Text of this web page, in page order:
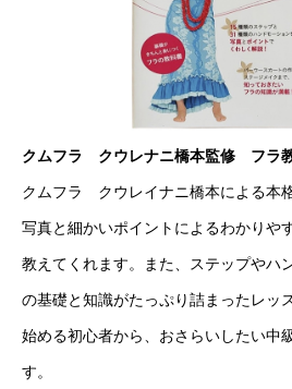
クムフラ クウレナニ橋本監修 フラ
クムフラ クウレイナニ橋本による本
写真と細かいポイントによるわかりや
教えてくれます。また、ステップやハ
の基礎と知識がたっぷり詰まったレッ
始める初心者から、おさらいしたい中
す。